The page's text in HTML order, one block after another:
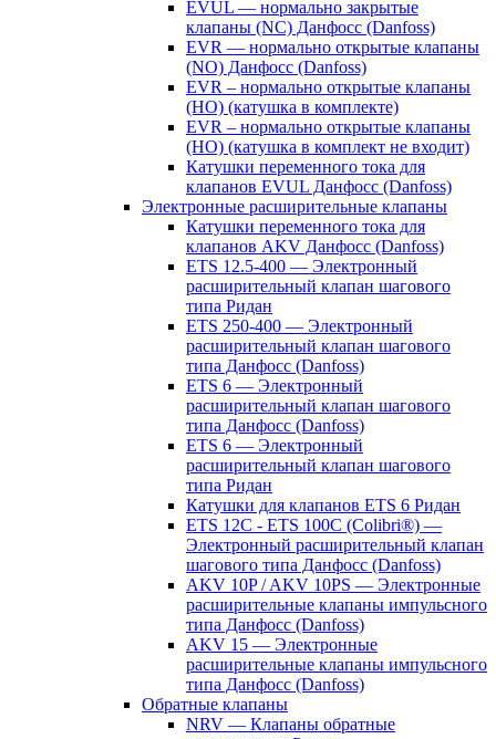
EVUL — нормально закрытые
клапаны (NC) Данфосс (Danfoss)
EVR — нормально открытые клапаны
(NO) Данфосс (Danfoss)
EVR – нормально открытые клапаны
(НО) (катушка в комплекте)
EVR – нормально открытые клапаны
(НО) (катушка в комплект не входит)
Катушки переменного тока для
клапанов EVUL Данфосс (Danfoss)
Электронные расширительные клапаны
Катушки переменного тока для
клапанов AKV Данфосс (Danfoss)
ETS 12.5-400 — Электронный
расширительный клапан шагового
типа Ридан
ETS 250-400 — Электронный
расширительный клапан шагового
типа Данфосс (Danfoss)
ETS 6 — Электронный
расширительный клапан шагового
типа Данфосс (Danfoss)
ETS 6 — Электронный
расширительный клапан шагового
типа Ридан
Катушки для клапанов ETS 6 Ридан
ETS 12C - ETS 100C (Colibri®) —
Электронный расширительный клапан
шагового типа Данфосс (Danfoss)
AKV 10P / AKV 10PS — Электронные
расширительные клапаны импульсного
типа Данфосс (Danfoss)
AKV 15 — Электронные
расширительные клапаны импульсного
типа Данфосс (Danfoss)
Обратные клапаны
NRV — Клапаны обратные